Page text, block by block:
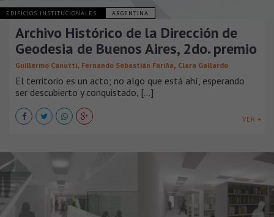
EDIFICIOS INSTITUCIONALES ARGENTINA
Archivo Histórico de la Dirección de
Geodesia de Buenos Aires, 2do. premio
Guillermo Canutti, Fernando Sebastián Fariña, Clara Gallardo
El territorio es un acto; no algo que está ahí, esperando
ser descubierto y conquistado, [...]
VER +